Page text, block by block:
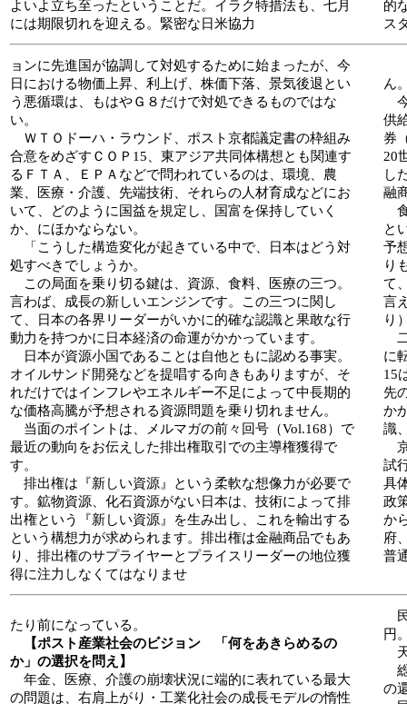
よいよ立ち至ったということだ。イラク特措法も、七月
には期限切れを迎える。緊密な日米協力
的
ス
ョンに先進国が協調して対処するために始まったが、今
日における物価上昇、利上げ、株価下落、景気後退とい
う悪循環は、もはやＧ８だけで対処できるものではな
い。
ＷＴＯドーハ・ラウンド、ポスト京都議定書の枠組み
合意をめざすＣＯＰ15、東アジア共同体構想とも関連す
るＦＴＡ、ＥＰＡなどで問われているのは、環境、農
業、医療・介護、先端技術、それらの人材育成などにお
いて、どのように国益を規定し、国富を保持していく
か、にほかならない。
「こうした構造変化が起きている中で、日本はどう対
処すべきでしょうか。
この局面を乗り切る鍵は、資源、食料、医療の三つ。
言わば、成長の新しいエンジンです。この三つに関し
て、日本の各界リーダーがいかに的確な認識と果敢な行
動力を持つかに日本経済の命運がかかっています。
日本が資源小国であることは自他ともに認める事実。
オイルサンド開発などを提唱する向きもありますが、そ
れだけではインフレやエネルギー不足によって中長期的
な価格高騰が予想される資源問題を乗り切れません。
当面のポイントは、メルマガの前々回号（Vol.168）で
最近の動向をお伝えした排出権取引での主導権獲得で
す。
排出権は『新しい資源』という柔軟な想像力が必要で
す。鉱物資源、化石資源がない日本は、技術によって排
出権という『新しい資源』を生み出し、これを輸出する
という構想力が求められます。排出権は金融商品でもあ
り、排出権のサプライヤーとプライスリーダーの地位獲
得に注力しなくてはなりませ
ん
今
供
券
20
し
融
食
と
予
り
て
言
り
二
に
15
先
か
識
京
試
具
政
か
府
普
たり前になっている。
【ポスト産業社会のビジョン 「何をあきらめるの
か」の選択を問え】
年金、医療、介護の崩壊状況に端的に表れている最大
の問題は、右肩上がり・工業化社会の成長モデルの惰性
民
円
天
総
の